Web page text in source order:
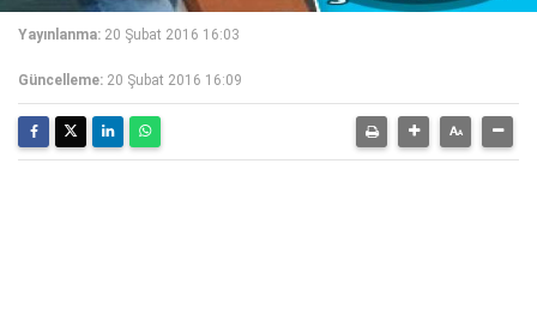
Yayınlanma: 20 Şubat 2016 16:03
Güncelleme: 20 Şubat 2016 16:09